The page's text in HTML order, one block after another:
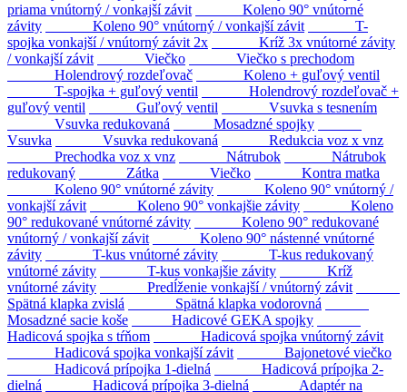
priama vnútorný / vonkajší závit
Koleno 90° vnútorné
závity
Koleno 90° vnútorný / vonkajší závit
T-
spojka vonkajší / vnútorný závit 2x
Kríž 3x vnútorné závity
/ vonkajší závit
Viečko
Viečko s prechodom
Holendrový rozdeľovač
Koleno + guľový ventil
T-spojka + guľový ventil
Holendrový rozdeľovač +
guľový ventil
Guľový ventil
Vsuvka s tesnením
Vsuvka redukovaná
Mosadzné spojky
Vsuvka
Vsuvka redukovaná
Redukcia voz x vnz
Prechodka voz x vnz
Nátrubok
Nátrubok
redukovaný
Zátka Viečko
Kontra matka
Koleno 90° vnútorné závity
Koleno 90° vnútorný /
vonkajší závit
Koleno 90° vonkajšie závity
Koleno
90° redukované vnútorné závity
Koleno 90° redukované
vnútorný / vonkajší závit
Koleno 90° nástenné vnútorné
závity
T-kus vnútorné závity
T-kus redukovaný
vnútorné závity
T-kus vonkajšie závity
Kríž
vnútorné závity
Predĺženie vonkajší / vnútorný závit
Spätná klapka zvislá
Spätná klapka vodorovná
Mosadzné sacie koše
Hadicové GEKA spojky
Hadicová spojka s tŕňom
Hadicová spojka vnútorný závit
Hadicová spojka vonkajší závit
Bajonetové viečko
Hadicová prípojka 1-dielná
Hadicová prípojka 2-
dielná
Hadicová prípojka 3-dielná
Adaptér na